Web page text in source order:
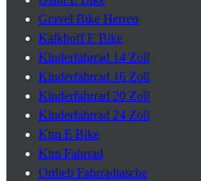
Gravel Bike Herren
Kalkhoff E Bike
Kinderfahrrad 14 Zoll
Kinderfahrrad 16 Zoll
Kinderfahrrad 20 Zoll
Kinderfahrrad 24 Zoll
Ktm E Bike
Ktm Fahrrad
Ortlieb Fahrradtasche